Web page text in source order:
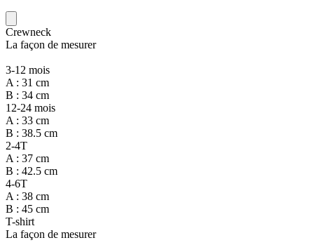
Crewneck
La façon de mesurer
3-12 mois
A : 31 cm
B : 34 cm
12-24 mois
A : 33 cm
B : 38.5 cm
2-4T
A : 37 cm
B : 42.5 cm
4-6T
A : 38 cm
B : 45 cm
T-shirt
La façon de mesurer